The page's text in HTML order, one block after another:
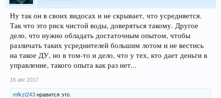
Ну так он в своих видосах и не скрывает, что усредняется.
Так что это риск чистой воды, доверяться такому. Другое
дело, что нужно обладать достаточным опытом, чтобы
различать таких усреднителей большим лотом и не вестись
на такое ДУ, но в том-то и дело, что у тех, кто дает деньги в
управление, такого опыта как раз нет...
16 авг 2017
mfkzt243 нравится это.